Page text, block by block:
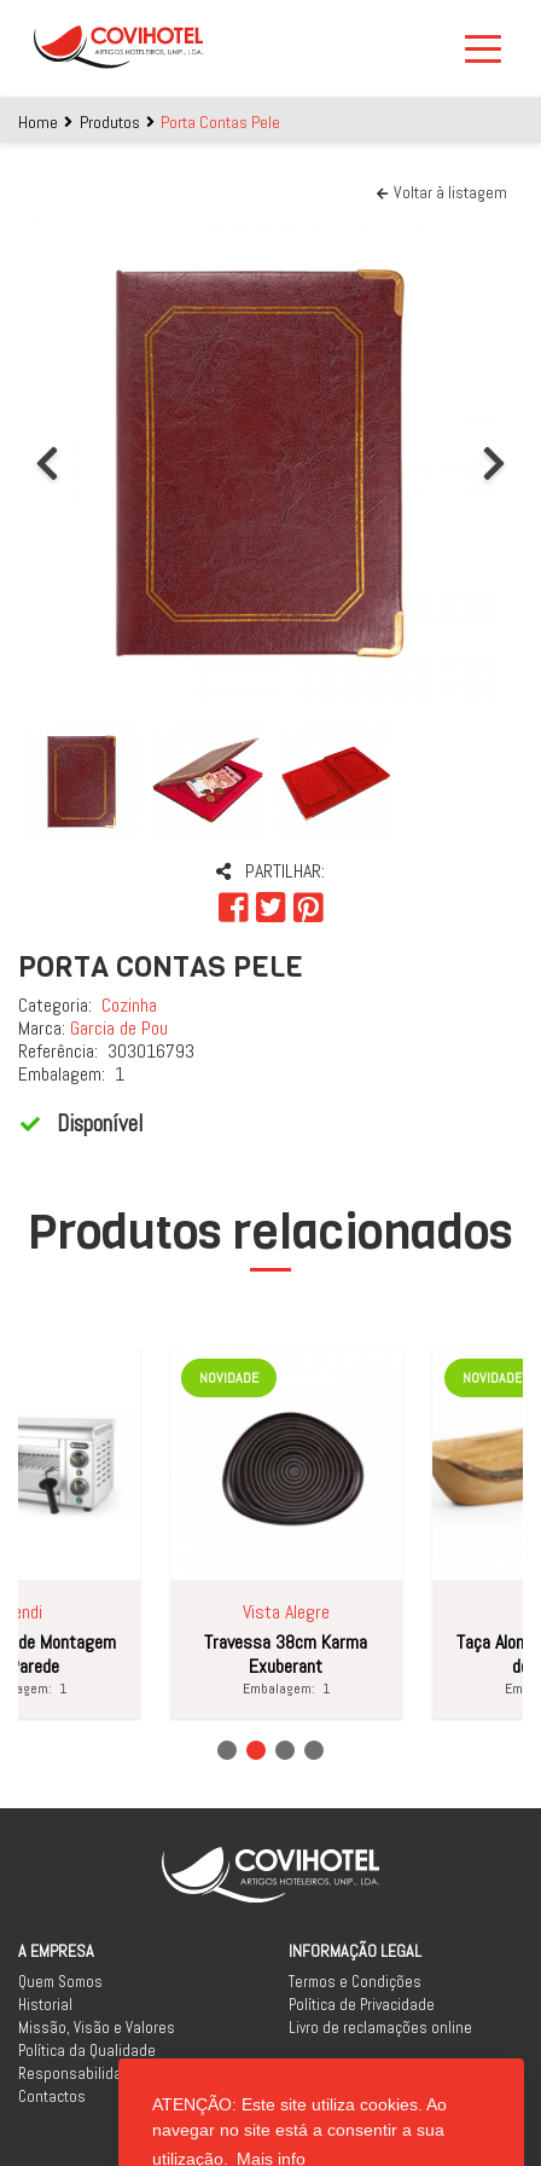
ATENÇÃO: Este site utiliza cookies. Ao
navegar no site está a consentir a sua
utilização.
Mais info
Home Produtos Porta Contas Pele
Voltar à listagem
PARTILHAR:
PORTA CONTAS PELE
Categoria: Cozinha
Marca: Garcia de Pou
Referência: 303016793
Embalagem: 1
Disponível
Produtos relacionados
Montagem
1
NOVIDADE
Vista Alegre
Travessa 38cm Karma
Exuberant
Embalagem:1
NOVIDADE
Taça
de
A EMPRESA
Quem Somos
Historial
Missão, Visão e Valores
Política da Qualidade
Responsabilidade Social
Contactos
INFORMAÇÃO LEGAL
Termos e Condições
Política de Privacidade
Livro de reclamações online
REDES SOCIAIS